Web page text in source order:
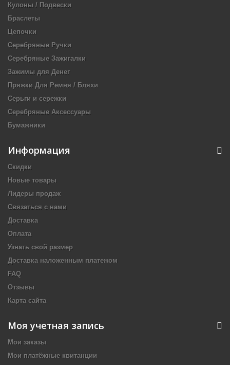
Кулоны / Подвески
Браслеты
Цепочки
Серебряные Ручки
Серебряные Зажигалки
Зажимы для Денег
Пряжки Для Ремня / Бляхи
Серьги и сережки
Серебряные Аксессуары
Бумажники
Информация
Скидки
Новые товары
Лидеры продаж
Связаться с нами
Доставка
Оплата
Узнать свой размер
Доставка наложенным платежом
FAQ
Отзывы
Карта сайта
Моя учетная запись
Мои заказы
Мои платёжные квитанции